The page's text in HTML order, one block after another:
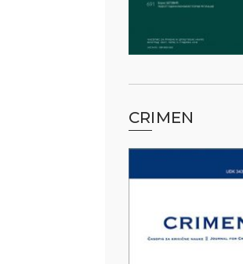
CRIMEN